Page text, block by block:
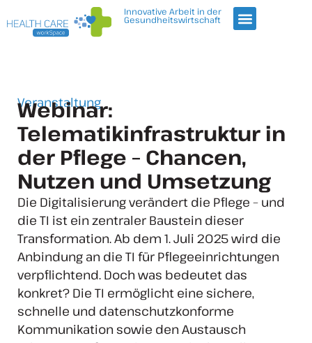
Innovative Arbeit in der
Gesundheitswirtschaft
Veranstaltung
Webinar:
Telematikinfrastruktur in
der Pflege – Chancen,
Nutzen und Umsetzung
Die Digitalisierung verändert die Pflege – und
die TI ist ein zentraler Baustein dieser
Transformation. Ab dem 1. Juli 2025 wird die
Anbindung an die TI für Pflegeeinrichtungen
verpflichtend. Doch was bedeutet das
konkret? Die TI ermöglicht eine sichere,
schnelle und datenschutzkonforme
Kommunikation sowie den Austausch